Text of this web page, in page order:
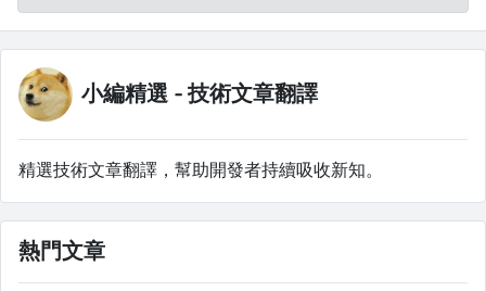
小編精選 - 技術文章翻譯
精選技術文章翻譯，幫助開發者持續吸收新知。
熱門文章